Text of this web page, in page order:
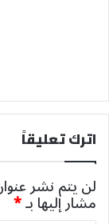
اترك تعليقاً
لن يتم نشر
مشار إليها بـ*